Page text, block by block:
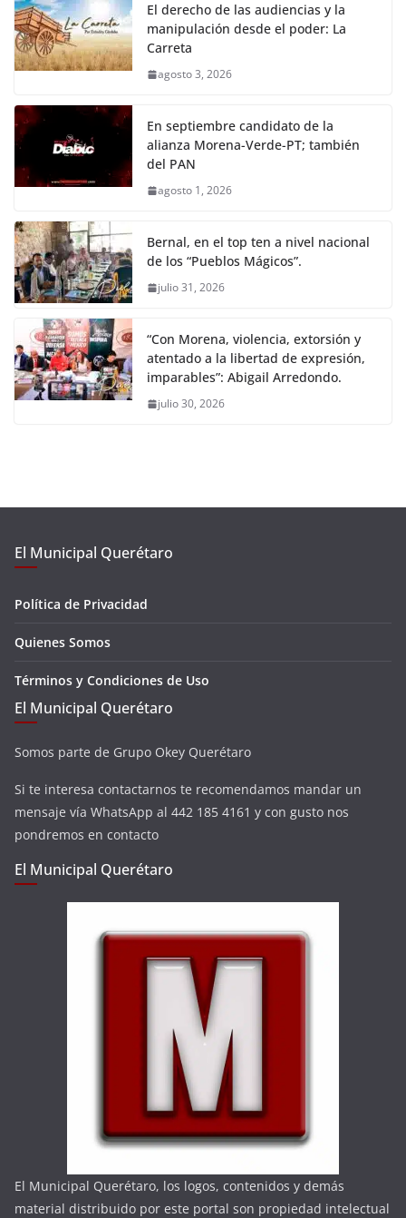
El derecho de las audiencias y la
manipulación desde el poder: La
Carreta
agosto 3, 2026
En septiembre candidato de la
alianza Morena-Verde-PT; también
del PAN
agosto 1, 2026
Bernal, en el top ten a nivel nacional
de los “Pueblos Mágicos”.
julio 31, 2026
“Con Morena, violencia, extorsión y
atentado a la libertad de expresión,
imparables”: Abigail Arredondo.
julio 30, 2026
El Municipal Querétaro
Política de Privacidad
Quienes Somos
Términos y Condiciones de Uso
El Municipal Querétaro
Somos parte de Grupo Okey Querétaro
Si te interesa contactarnos te recomendamos mandar un
mensaje vía WhatsApp al 442 185 4161 y con gusto nos
pondremos en contacto
El Municipal Querétaro
El Municipal Querétaro, los logos, contenidos y demás
material distribuido por este portal son propiedad intelectual